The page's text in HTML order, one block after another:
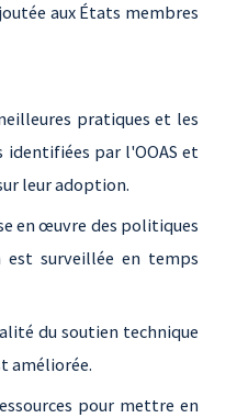
aux États membres
pratiques et les
par l'OOAS et
leur adoption.
en œuvre des politiques
surveillée en temps
du soutien technique
améliorée.
pour mettre en